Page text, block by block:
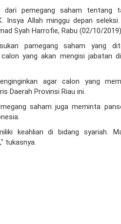
pemegang saham tentang
Insya Allah minggu depan seleksi
Syah Harrofie, Rabu (02/10/
pamegang saham yang
yang akan mengisi jabatan
agar calon yang
Daerah Provinsi Riau ini.
saham juga meminta
keahlian di bidang syariah.
tukasnya.